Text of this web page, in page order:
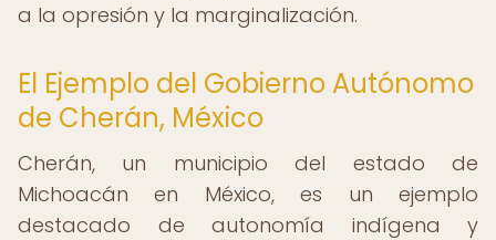
a la opresión y la marginalización.
El Ejemplo del Gobierno Autónomo
de Cherán, México
Cherán, un municipio del estado de
Michoacán en México, es un ejemplo
destacado de autonomía indígena y